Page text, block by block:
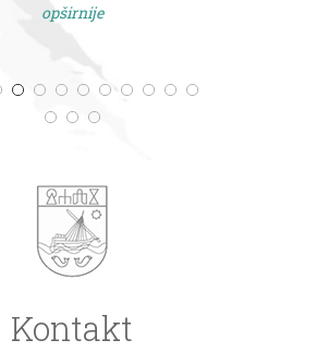
opširnije
Kontakt